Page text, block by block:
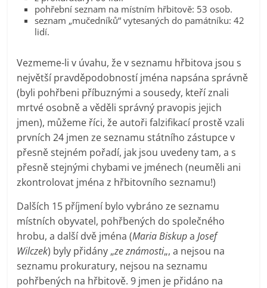
pohřební seznam na místním hřbitově: 53 osob.
seznam „mučedníků“ vytesaných do památníku: 42
lidí.
Vezmeme-li v úvahu, že v seznamu hřbitova jsou s
největší pravděpodobností jména napsána správně
(byli pohřbeni příbuznými a sousedy, kteří znali
mrtvé osobně a věděli správný pravopis jejich
jmen), můžeme říci, že autoři falzifikací prostě vzali
prvních 24 jmen ze seznamu státního zástupce v
přesně stejném pořadí, jak jsou uvedeny tam, a s
přesně stejnými chybami ve jménech (neuměli ani
zkontrolovat jména z hřbitovního seznamu!)
Dalších 15 příjmení bylo vybráno ze seznamu
místních obyvatel, pohřbených do společného
hrobu, a další dvě jména (Maria BiskupaJosef
Wilczek) byly přidány „ze známosti„, a nejsou na
seznamu prokuratury, nejsou na seznamu
pohřbených na hřbitově. 9 jmen je přidáno na